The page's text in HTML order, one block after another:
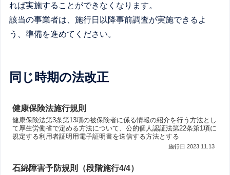
れば実施することができなくなります。
該当の事業者は、施行日以降事前調査が実施できるよ
う、準備を進めてください。
同じ時期の法改正
健康保険法施行規則
健康保険法第3条第13項の被保険者に係る情報の紹介を行う方法とし
て厚生労働省で定める方法について、公的個人認証法第22条第1項に
規定する利用者証明用電子証明書を送信する方法とする
2023.11.13
石綿障害予防規則（段階施行4/4）